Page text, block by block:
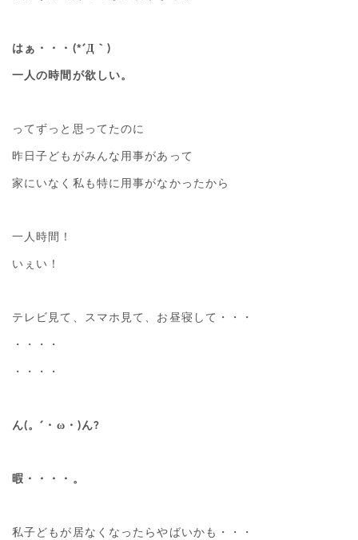
はぁ・・・(*´Д｀)
一人の時間が欲しい。
ってずっと思ってたのに
昨日子どもがみんな用事があって
家にいなく私も特に用事がなかったから
一人時間！
いぇい！
テレビ見て、スマホ見て、お昼寝して・・・
・・・・
・・・・
ん(。´・ω・)ん?
暇・・・・。
私子どもが居なくなったらやばいかも・・・